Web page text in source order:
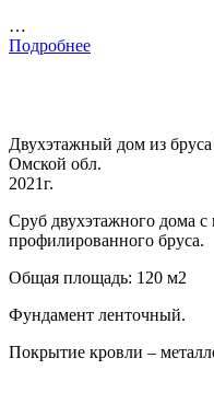
…
Подробнее
Двухэтажный дом из
Омской обл.
2021г.
Сруб двухэтажного дома с
профилированного бруса.
Общая площадь: 120 м2
Фундамент ленточный.
Покрытие кровли –